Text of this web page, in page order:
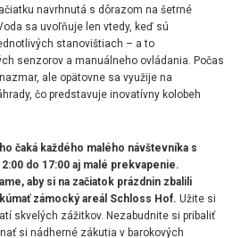
navrhnutá s dôrazom na šetrné
sa uvoľňuje len vtedy, keď sú
stanovištiach – a to
senzorov a manuálneho ovládania. Počas
ale opätovne sa využije na
čo predstavuje inovatívny kolobeh
čaká každého malého návštevníka s
do 17:00 aj malé prekvapenie.
aby si na začiatok prázdnin zbalili
zámocký areál Schloss Hof. Užite si
skvelých zážitkov. Nezabudnite si pribaliť
si nádherné zákutia v barokových